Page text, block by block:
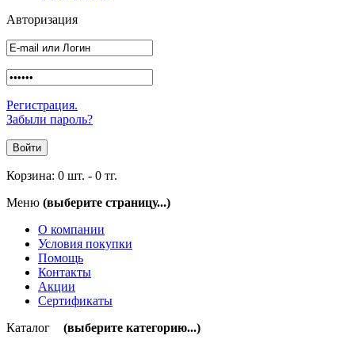
Авторизация
Регистрация.
Забыли пароль?
Корзина: 0 шт. - 0 тг.
Меню (выберите страницу...)
О компании
Условия покупки
Помощь
Контакты
Акции
Сертификаты
Каталог
(выберите категорию...)